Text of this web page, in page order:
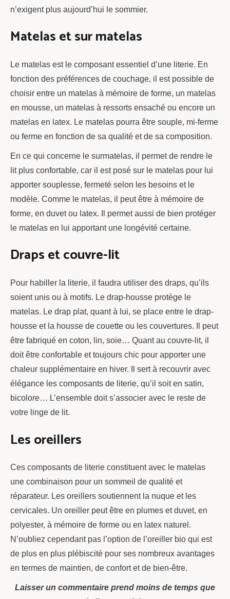
n’exigent plus aujourd’hui le sommier.
Matelas et sur matelas
Le matelas est le composant essentiel d’une literie. En
fonction des préférences de couchage, il est possible de
choisir entre un matelas à mémoire de forme, un matelas
en mousse, un matelas à ressorts ensaché ou encore un
matelas en latex. Le matelas pourra être souple, mi-ferme
ou ferme en fonction de sa qualité et de sa composition.
En ce qui concerne le surmatelas, il permet de rendre le
lit plus confortable, car il est posé sur le matelas pour lui
apporter souplesse, fermeté selon les besoins et le
modèle. Comme le matelas, il peut être à mémoire de
forme, en duvet ou latex. Il permet aussi de bien protéger
le matelas en lui apportant une longévité certaine.
Draps et couvre-lit
Pour habiller la literie, il faudra utiliser des draps, qu’ils
soient unis ou à motifs. Le drap-housse protège le
matelas. Le drap plat, quant à lui, se place entre le drap-
housse et la housse de couette ou les couvertures. Il peut
être fabriqué en coton, lin, soie… Quant au couvre-lit, il
doit être confortable et toujours chic pour apporter une
chaleur supplémentaire en hiver. Il sert à recouvrir avec
élégance les composants de literie, qu’il soit en satin,
bicolore… L’ensemble doit s’associer avec le reste de
votre linge de lit.
Les oreillers
Ces composants de literie constituent avec le matelas
une combinaison pour un sommeil de qualité et
réparateur. Les oreillers soutiennent la nuque et les
cervicales. Un oreiller peut être en plumes et duvet, en
polyester, à mémoire de forme ou en latex naturel.
N’oubliez cependant pas l’option de l’oreiller bio qui est
de plus en plus plébiscité pour ses nombreux avantages
en termes de maintien, de confort et de bien-être.
Laisser un commentaire prend moins de temps que